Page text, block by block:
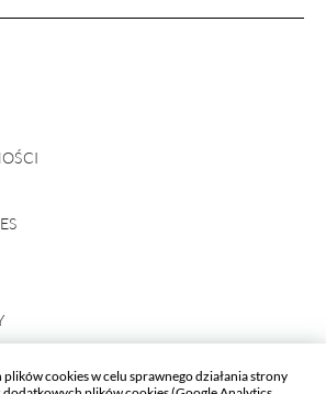
cookies w celu sprawnego działania strony